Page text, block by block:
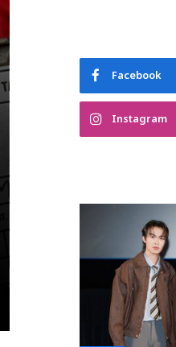
Facebook
Instagram